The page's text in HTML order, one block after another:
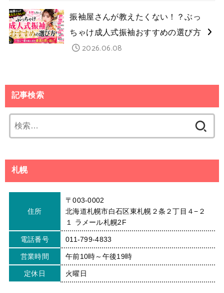
振袖屋さんが教えたくない！？ぶっ
ちゃけ成人式振袖おすすめの選び方
2026.06.08
記事検索
索:
札幌
住所
〒003-0002
北海道札幌市白石区東札幌２条２丁目４−２
１ ラメール札幌2F
電話番号 011-799-4833
営業時間 午前10時～午後19時
定休日 火曜日